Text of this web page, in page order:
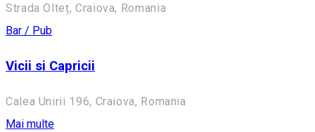
Strada Olteț, Craiova, Romania
Bar / Pub
Vicii si Capricii
Calea Unirii 196, Craiova, Romania
Mai multe